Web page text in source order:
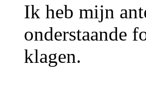
Ik heb mijn
onderstaande
klagen.